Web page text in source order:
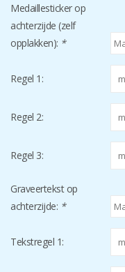
Medaillesticker op
achterzijde (zelf
opplakken): *
Regel 1:
Regel 2:
Regel 3:
Graveertekst op
achterzijde: *
Tekstregel 1: